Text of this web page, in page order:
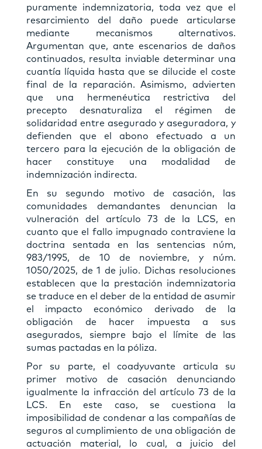
puramente indemnizatoria, toda vez que el
resarcimiento del daño puede articularse
mediante mecanismos alternativos.
Argumentan que, ante escenarios de daños
continuados, resulta inviable determinar una
cuantía líquida hasta que se dilucide el coste
final de la reparación. Asimismo, advierten
que una hermenéutica restrictiva del
precepto desnaturaliza el régimen de
solidaridad entre asegurado y aseguradora, y
defienden que el abono efectuado a un
tercero para la ejecución de la obligación de
hacer constituye una modalidad de
indemnización indirecta.
En su segundo motivo de casación, las
comunidades demandantes denuncian la
vulneración del artículo 73 de la LCS, en
cuanto que el fallo impugnado contraviene la
doctrina sentada en las sentencias núm,
983/1995, de 10 de noviembre, y núm.
1050/2025, de 1 de julio. Dichas resoluciones
establecen que la prestación indemnizatoria
se traduce en el deber de la entidad de asumir
el impacto económico derivado de la
obligación de hacer impuesta a sus
asegurados, siempre bajo el límite de las
sumas pactadas en la póliza.
Por su parte, el coadyuvante articula su
primer motivo de casación denunciando
igualmente la infracción del artículo 73 de la
LCS. En este caso, se cuestiona la
imposibilidad de condenar a las compañías de
seguros al cumplimiento de una obligación de
actuación material, lo cual, a juicio del